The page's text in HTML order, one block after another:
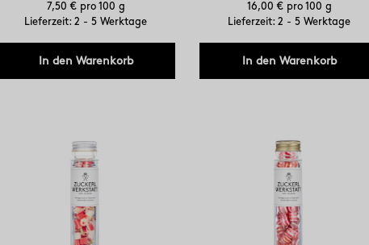
7,50 € pro 100 g
Lieferzeit: 2 - 5 Werktage
In den Warenkorb
16,00 € pro 100 g
Lieferzeit: 2 - 5 Werktage
In den Warenkorb